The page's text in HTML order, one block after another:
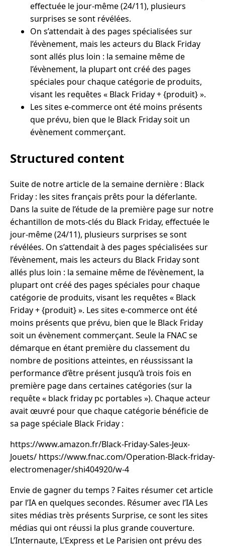
effectuée le jour-même (24/11), plusieurs
surprises se sont révélées.
On s’attendait à des pages spécialisées sur
l’évènement, mais les acteurs du Black Friday
sont allés plus loin : la semaine même de
l’évènement, la plupart ont créé des pages
spéciales pour chaque catégorie de produits,
visant les requêtes « Black Friday + {produit} ».
Les sites e-commerce ont été moins présents
que prévu, bien que le Black Friday soit un
évènement commerçant.
Structured content
Suite de notre article de la semaine dernière : Black
Friday : les sites français prêts pour la déferlante.
Dans la suite de l’étude de la première page sur notre
échantillon de mots-clés du Black Friday, effectuée le
jour-même (24/11), plusieurs surprises se sont
révélées. On s’attendait à des pages spécialisées sur
l’évènement, mais les acteurs du Black Friday sont
allés plus loin : la semaine même de l’évènement, la
plupart ont créé des pages spéciales pour chaque
catégorie de produits, visant les requêtes « Black
Friday + {produit} ». Les sites e-commerce ont été
moins présents que prévu, bien que le Black Friday
soit un évènement commerçant. Seule la FNAC se
démarque en étant première du classement du
nombre de positions atteintes, en réussissant la
performance d’être présent jusqu’à trois fois en
première page dans certaines catégories (sur la
requête « black friday pc portables »). Chaque acteur
avait œuvré pour que chaque catégorie bénéficie de
sa page spéciale Black Friday :
https://www.amazon.fr/Black-Friday-Sales-Jeux-
Jouets/ https://www.fnac.com/Operation-Black-friday-
electromenager/shi404920/w-4
Envie de gagner du temps ? Faites résumer cet article
par l’IA en quelques secondes. Résumer avec l’IA Les
sites médias très présents Surprise, ce sont les sites
médias qui ont réussi la plus grande couverture.
L’Internaute, L’Express et Le Parisien ont prévu des